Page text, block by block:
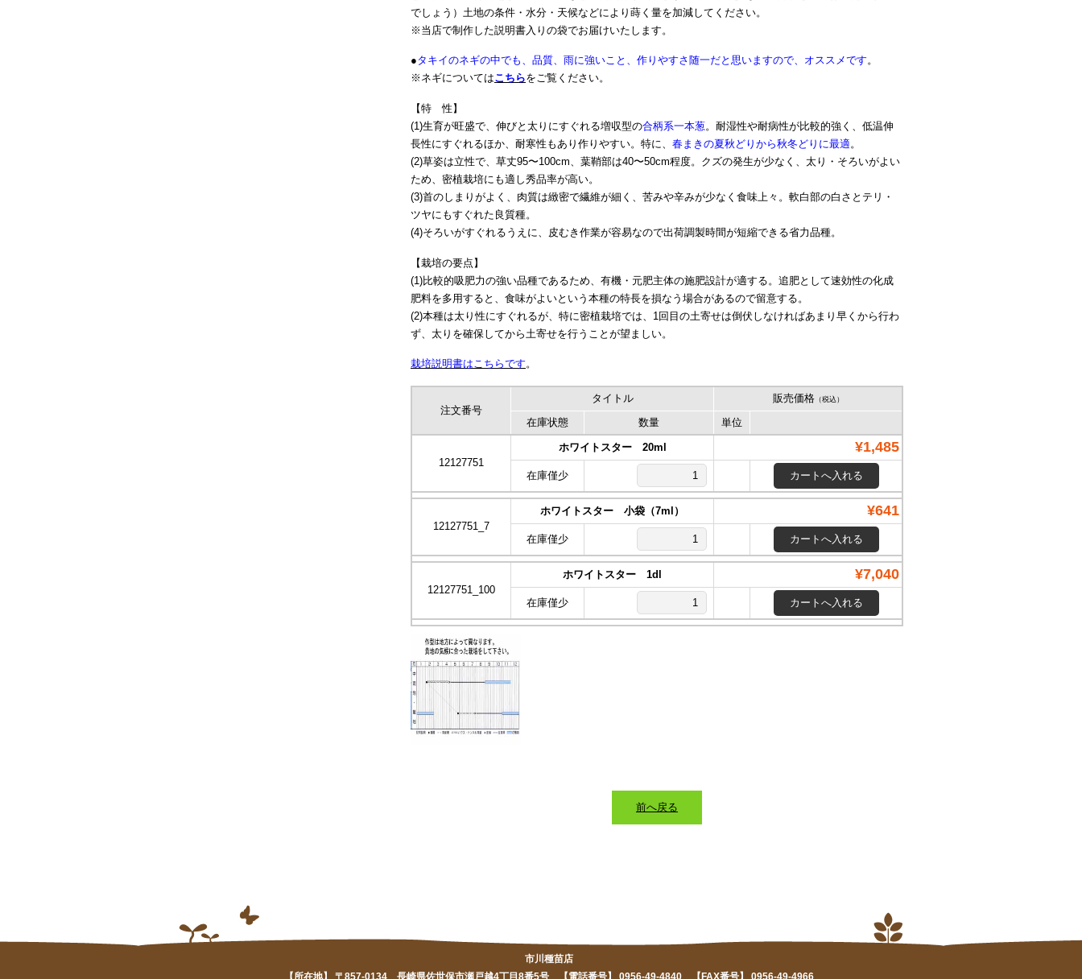
でしょう）土地の条件・水分・天候などにより蒔く量を加減してください。
※当店で制作した説明書入りの袋でお届けいたします。
●タキイのネギの中でも、品質、雨に強いこと、作りやすさ随一だと思いますので、オススメです。
※ネギについてはこちらをご覧ください。
【特 性】
(1)生育が旺盛で、伸びと太りにすぐれる増収型の合柄系一本葱。耐湿性や耐病性が比較的強く、低温伸
長性にすぐれるほか、耐寒性もあり作りやすい。特に、 春まきの夏秋どりから秋冬どりに最適。
(2)草姿は立性で、草丈95〜100cm、葉鞘部は40〜50cm程度。クズの発生が少なく、太り・そろいがよい
ため、密植栽培にも適し秀品率が高い。
(3)首のしまりがよく、肉質は緻密で繊維が細く、苦みや辛みが少なく食味上々。軟白部の白さとテリ・
ツヤにもすぐれた良質種。
(4)そろいがすぐれるうえに、皮むき作業が容易なので出荷調製時間が短縮できる省力品種。
【栽培の要点】
(1)比較的吸肥力の強い品種であるため、有機・元肥主体の施肥設計が適する。追肥として速効性の化成
肥料を多用すると、食味がよいという本種の特長を損なう場合があるので留意する。
(2)本種は太り性にすぐれるが、特に密植栽培では、1回目の土寄せは倒伏しなければあまり早くから行わ
ず、太りを確保してから土寄せを行うことが望ましい。
栽培説明書はこちらです。
注文番号
タイトル 販売価格（税込）
在庫状態 数量 単位
12127751
ホワイトスター 20ml ¥1,485
在庫僅少
12127751_7
ホワイトスター 小袋（7ml） ¥641
在庫僅少
12127751_100
ホワイトスター 1dl ¥7,040
在庫僅少
前へ戻る
市川種苗店
【所在地】 〒857-0134 長崎県佐世保市瀬戸越4丁目8番5号 【電話番号】 0956-49-4840 【FAX番号】 0956-49-4966